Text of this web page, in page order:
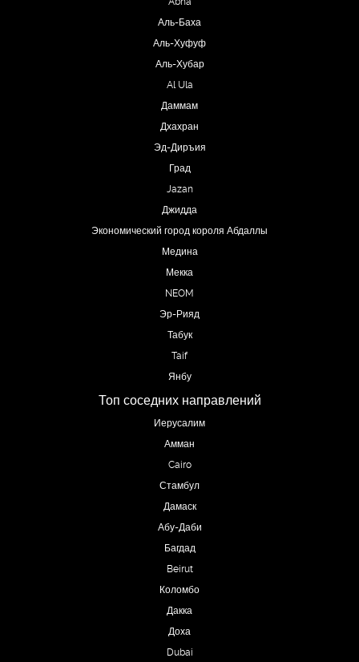
Аль-Баха
Аль-Хуфуф
Аль-Хубар
Al Ula
Даммам
Дхахран
Эд-Диръия
Град
Jazan
Джидда
Экономический город короля Абдаллы
Медина
Мекка
NEOM
Эр-Рияд
Табук
Taif
Янбу
Топ соседних направлений
Иерусалим
Амман
Cairo
Стамбул
Дамаск
Абу-Даби
Багдад
Beirut
Коломбо
Дакка
Доха
Dubai